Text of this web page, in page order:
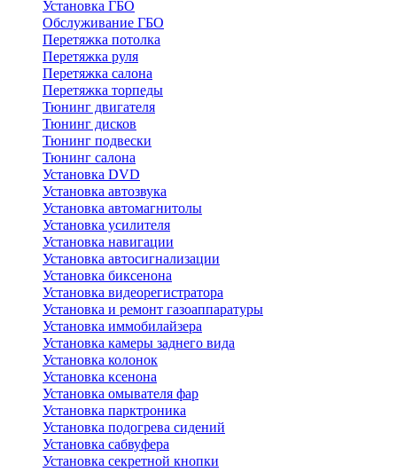
Установка ГБО
Обслуживание ГБО
Перетяжка потолка
Перетяжка руля
Перетяжка салона
Перетяжка торпеды
Тюнинг двигателя
Тюнинг дисков
Тюнинг подвески
Тюнинг салона
Установка DVD
Установка автозвука
Установка автомагнитолы
Установка усилителя
Установка навигации
Установка автосигнализации
Установка биксенона
Установка видеорегистратора
Установка и ремонт газоаппаратуры
Установка иммобилайзера
Установка камеры заднего вида
Установка колонок
Установка ксенона
Установка омывателя фар
Установка парктроника
Установка подогрева сидений
Установка сабвуфера
Установка секретной кнопки